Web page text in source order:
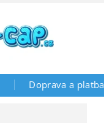
Doprava a platba